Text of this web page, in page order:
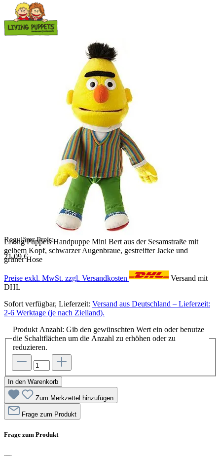
Living Puppets Handpuppe Mini Bert aus der Sesamstraße mit
gelbem Kopf, schwarzer Augenbraue, gestreifter Jacke und
grüner Hose
Regulärer Preis:
21,09 €
Preise exkl. MwSt. zzgl. Versandkosten
Versand mit
DHL
Sofort verfügbar, Lieferzeit: Versand aus Deutschland – Lieferzeit:
2-6 Werktage (je nach Zielland).
Produkt Anzahl: Gib den gewünschten Wert ein oder benutze
die Schaltflächen um die Anzahl zu erhöhen oder zu
reduzieren.
In den Warenkorb
Zum Merkzettel hinzufügen
Frage zum Produkt
Frage zum Produkt